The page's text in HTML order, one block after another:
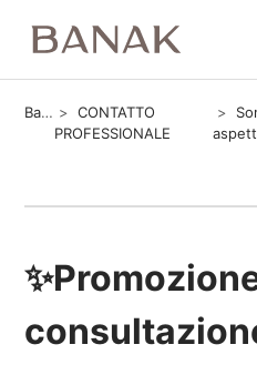
Banak
CONTATTO
PROFESSIONALE